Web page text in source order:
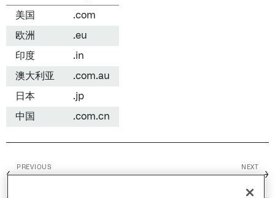
美国 .com
欧洲 .eu
印度 .in
澳大利亚 .com.au
日本 .jp
中国 .com.cn
←
PREVIOUS NEXT
→